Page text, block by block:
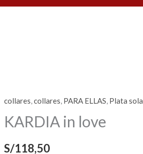
collares,collares, PARA ELLAS, Plata sola
KARDIA in love
S/118,50
KARDIA
in
love
cantidad